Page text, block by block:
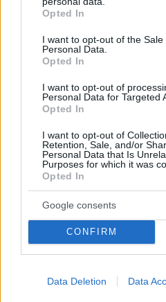
grant or deny consent to
use your data for below
consent section.
Opted In
I want to opt-out of the Sale
Personal Data.
Opted In
I want to opt-out of
Personal Data for Targeted
Opted In
I want to opt-out of
Retention, Sale, and/or
Personal Data that Is
Purposes for which it was
Opted In
Google consents
CONFIRM
Data Deletion Data
πλειοψηφίες και
πρότασης μομφής σε
πλειοψηφία εγείρει
Ακολουθήστε το
Δείτε όλες τις τελευταίες
και τον Κόσμο, τη στιγμή
Protothema.gr
ΡΟΗ ΕΙΔΗΣΕΩΝ
Ειδήσεις